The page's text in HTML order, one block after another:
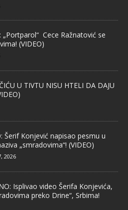
„Portparol“ Cece Ražnatović se
(VIDEO)
U TIVTU NISU HTELI DA DAJU
Šerif Konjević napisao pesmu u
„smradovima“! (VIDEO)
2026
Isplivao video Šerifa Konjevića,
preko Drine“, Srbima!